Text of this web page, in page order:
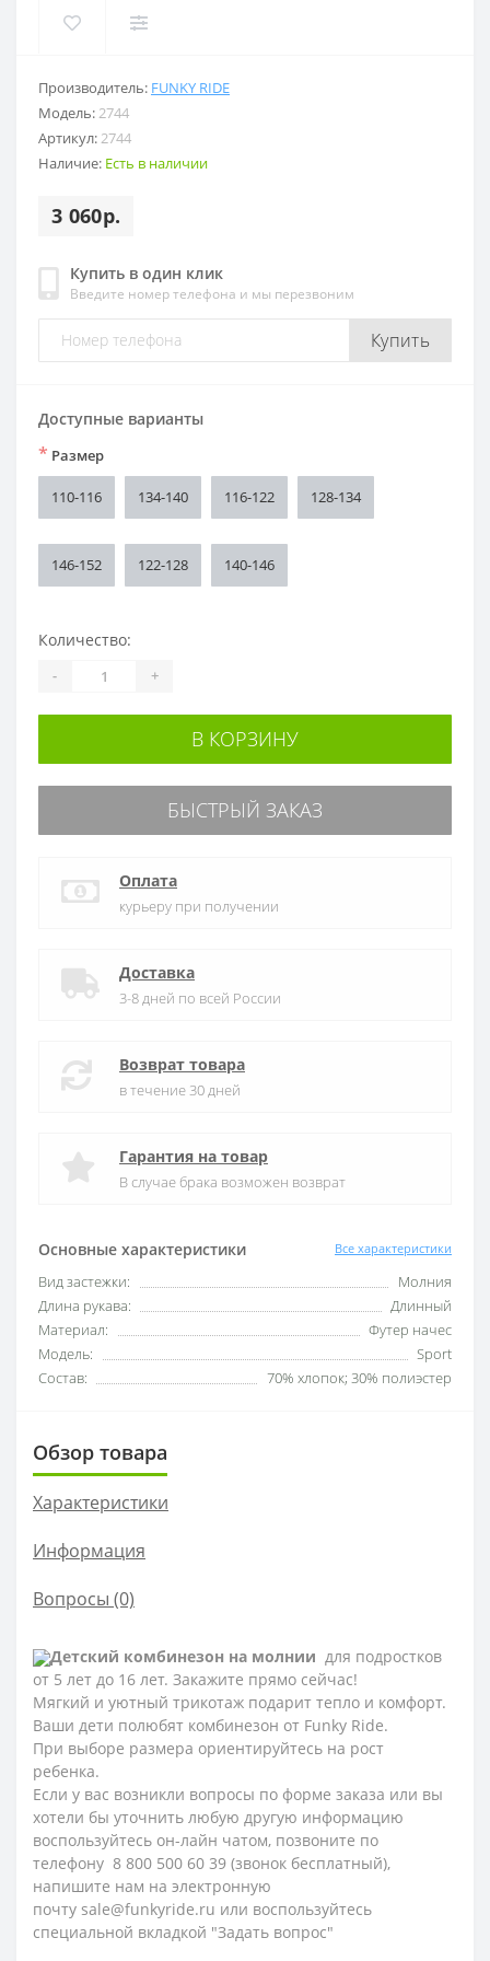
Производитель: FUNKY RIDE
Модель:2744
Артикул:2744
Наличие: Есть в наличии
3 060р.
Купить в один клик
Введите номер телефона и мы перезвоним
Купить
Основные характеристики Все характеристики
Вид застежки:
Молния
Длина рукава:
Длинный
Материал:
Футер начес
Модель:
Sport
Состав:
70% хлопок; 30% полиэстер
Доступные варианты
* Размер
110-116 134-140 116-122 128-134
146-152 122-128 140-146
Количество:
- +
В КОРЗИНУ
БЫСТРЫЙ ЗАКАЗ
Оплата
курьеру при получении
Доставка
3-8 дней по всей России
Возврат товара
в течение 30 дней
Гарантия на товар
В случае брака возможен возврат
Обзор товара
Характеристики
Информация
Вопросы (0)
Детский комбинезон на молнии для подростков
от 5 лет до 16 лет. Закажите прямо сейчас!
Мягкий и уютный трикотаж подарит тепло и комфорт.
Ваши дети полюбят комбинезон от Funky Ride.
При выборе размера ориентируйтесь на рост
ребенка.
Если у вас возникли вопросы по форме заказа или вы
хотели бы уточнить любую другую информацию
воспользуйтесь он-лайн чатом, позвоните по
телефону 8 800 500 60 39 (звонок бесплатный),
напишите нам на электронную
почту sale@funkyride.ru или воспользуйтесь
специальной вкладкой "Задать вопрос"